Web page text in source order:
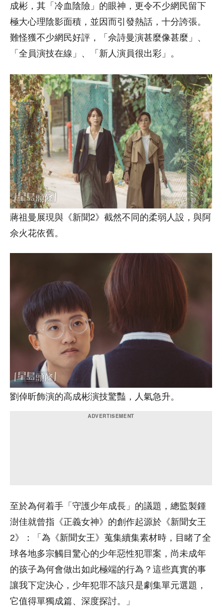
成彬，其「冷血陰險」的眼神，更令不少網民留下
極大心理陰影面積，並因而引發熱話，十分誇張。
難怪獲不少網民好評，「佘詩曼演甚麼像甚麼」、
「全員演技在線」、「新人演員很出彩」。
蔣祖曼展現與《新聞2》截然不同的柔弱人設，與阿
佘火花依舊。
劉倬昕飾演的高成彬演技驚豔，人氣急升。
至於為何着手「守護少年成長」的議題，總監製鍾
澍佳就曾指《正義女神》的創作起源於《新聞女王
2》：「為《新聞女王》蒐集續集素材時，目睹了全
球各地多宗觸目驚心的少年惡性犯罪案，尚未成年
的孩子為何會做出如此極端的行為？這些真實的事
讓我下定決心，少年犯罪不該只是劇集單元選題，
它值得單獨成篇、深度探討。」